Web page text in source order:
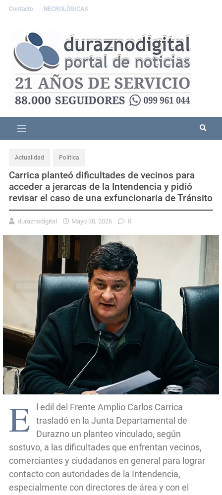
Contacto NECROLÓGICAS
Actualidad Política
Carrica planteó dificultades de vecinos para
acceder a jerarcas de la Intendencia y pidió
revisar el caso de una exfuncionaria de Tránsito
duraznodigital Mayo 30, 2026 0
E
l edil del Frente Amplio Carlos Carrica
trasladó en la Junta Departamental de
Durazno un planteo vinculado, según
sostuvo, a las dificultades que enfrentan vecinos,
comerciantes y ciudadanos en general para lograr
contacto con autoridades de la Intendencia,
especialmente con directores de área y con el